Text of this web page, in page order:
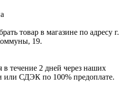
товар в магазине по адресу г.
19.
в течение 2 дней через наших
или СДЭК по 100% предоплате.